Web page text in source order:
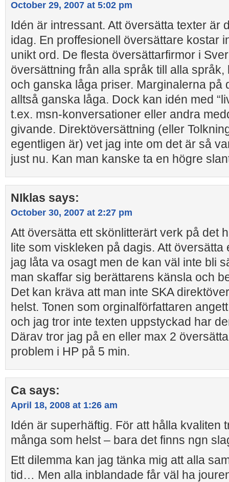
October 29, 2007 at 5:02 pm
Idén är intressant. Att översätta texter är
idag. En proffesionell översättare kostar
unikt ord. De flesta översättarfirmor i
översättning från alla språk till alla
och ganska låga priser. Marginalerna på
alltså ganska låga. Dock kan idén med
t.ex. msn-konversationer eller andra
givande. Direktöversättning (eller
egentligen är) vet jag inte om det är så
just nu. Kan man kanske ta en högre
NIklas says:
October 30, 2007 at 2:27 pm
Att översätta ett skönlitterärt verk på det
lite som viskleken på dagis. Att översätta
jag låta va osagt men de kan väl inte bli
man skaffar sig berättarens känsla och
Det kan kräva att man inte SKA
helst. Tonen som orginalförfattaren
och jag tror inte texten uppstyckad har
Därav tror jag på en eller max 2
problem i HP på 5 min.
Ca says:
April 18, 2008 at 1:26 am
Idén är superhäftig. För att hålla kvaliten
många som helst – bara det finns ngn
Ett dilemma kan jag tänka mig att alla
tid… Men alla inblandade får väl ha